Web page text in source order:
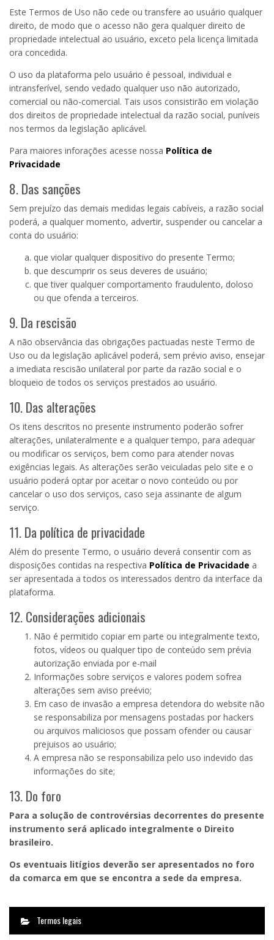
Este Termos de Uso não cede ou transfere ao usuário qualquer
direito, de modo que o acesso não gera qualquer direito de
propriedade intelectual ao usuário, exceto pela licença limitada
ora concedida.
O uso da plataforma pelo usuário é pessoal, individual e
intransferível, sendo vedado qualquer uso não autorizado,
comercial ou não-comercial. Tais usos consistirão em violação
dos direitos de propriedade intelectual da razão social, puníveis
nos termos da legislação aplicável.
Para maiores inforações acesse nossa Política de
Privacidade
8. Das sanções
Sem prejuízo das demais medidas legais cabíveis, a razão social
poderá, a qualquer momento, advertir, suspender ou cancelar a
conta do usuário:
que violar qualquer dispositivo do presente Termo;
que descumprir os seus deveres de usuário;
que tiver qualquer comportamento fraudulento, doloso
ou que ofenda a terceiros.
9. Da rescisão
A não observância das obrigações pactuadas neste Termo de
Uso ou da legislação aplicável poderá, sem prévio aviso, ensejar
a imediata rescisão unilateral por parte da razão social e o
bloqueio de todos os serviços prestados ao usuário.
10. Das alterações
Os itens descritos no presente instrumento poderão sofrer
alterações, unilateralmente e a qualquer tempo, para adequar
ou modificar os serviços, bem como para atender novas
exigências legais. As alterações serão veiculadas pelo site e o
usuário poderá optar por aceitar o novo conteúdo ou por
cancelar o uso dos serviços, caso seja assinante de algum
serviço.
11. Da política de privacidade
Além do presente Termo, o usuário deverá consentir com as
disposições contidas na respectiva Política de Privacidade a
ser apresentada a todos os interessados dentro da interface da
plataforma.
12. Considerações adicionais
Não é permitido copiar em parte ou integralmente texto,
fotos, vídeos ou qualquer tipo de conteúdo sem prévia
autorização enviada por e-mail
Informações sobre serviços e valores podem sofrea
alterações sem aviso preévio;
Em caso de invasão a empresa detendora do website não
se responsabiliza por mensagens postadas por hackers
ou arquivos maliciosos que possam ofender ou causar
prejuisos ao usuário;
A empresa não se responsabiliza pelo uso indevido das
informações do site;
13. Do foro
Para a solução de controvérsias decorrentes do presente
instrumento será aplicado integralmente o Direito
brasileiro.
Os eventuais litígios deverão ser apresentados no foro
da comarca em que se encontra a sede da empresa.
Termos legais